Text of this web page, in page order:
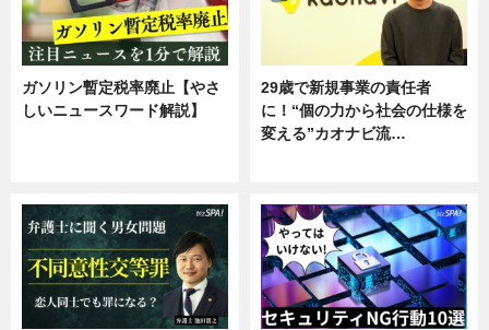
ガソリン暫定税率廃止【やさ
しいニュースワード解説】
29歳で新規事業の責任者
に！“個の力から社会の仕様を
変える”カオナビ流…